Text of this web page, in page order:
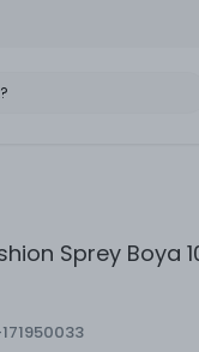
Sprey Boya